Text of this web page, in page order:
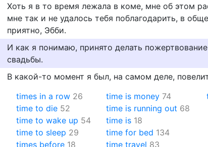
Хоть я в то время лежала в коме, мне об этом
мне так и не удалось тебя поблагодарить, в
приятно, Эбби.
И как я понимаю, принято делать
свадьбы.
В какой-то момент я был, на самом деле,
times in a row 26
time to die 52
time to wake up 54
time to sleep 29
times before 18
time is money 74
time is running out 68
time is 18
time for bed 134
time travel 83